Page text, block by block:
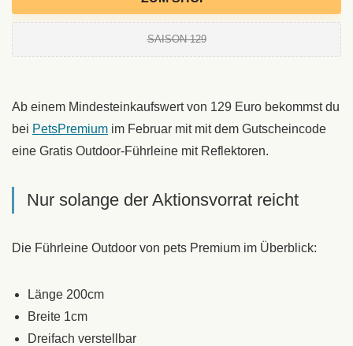
SAISON-129
Ab einem Mindesteinkaufswert von 129 Euro bekommst du
bei PetsPremium im Februar mit mit dem Gutscheincode
eine Gratis Outdoor-Führleine mit Reflektoren.
Nur solange der Aktionsvorrat reicht
Die Führleine Outdoor von pets Premium im Überblick:
Länge 200cm
Breite 1cm
Dreifach verstellbar